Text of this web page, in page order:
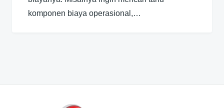
komponen biaya operasional,…